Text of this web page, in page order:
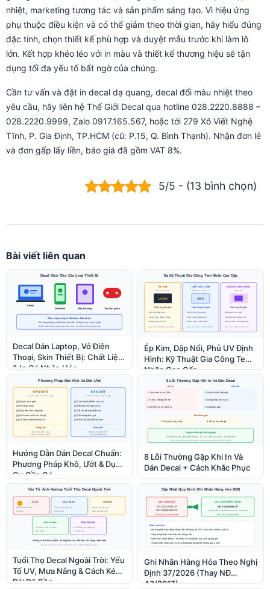
nhiệt, marketing tương tác và sản phẩm sáng tạo. Vì hiệu ứng
phụ thuộc điều kiện và có thể giảm theo thời gian, hãy hiểu đúng
đặc tính, chọn thiết kế phù hợp và duyệt mẫu trước khi làm lô
lớn. Kết hợp khéo léo với in màu và thiết kế thương hiệu sẽ tận
dụng tối đa yếu tố bất ngờ của chúng.
Cần tư vấn và đặt in decal dạ quang, decal đổi màu nhiệt theo
yêu cầu, hãy liên hệ Thế Giới Decal qua hotline 028.2220.8888 –
028.2220.9999, Zalo 0917.165.567, hoặc tới 279 Xô Viết Nghệ
Tĩnh, P. Gia Định, TP.HCM (cũ: P.15, Q. Bình Thạnh). Nhận đơn lẻ
và đơn gấp lấy liền, báo giá đã gồm VAT 8%.
5/5 - (13 bình chọn)
Bài viết liên quan
Decal Dán Laptop, Vỏ Điện
Thoại, Skin Thiết Bị: Chất Liệu
& In Cá Nhân Hóa
Ép Kim, Dập Nổi, Phủ UV Định
Hình: Kỹ Thuật Gia Công Tem
Nhãn Cao Cấp
Hướng Dẫn Dán Decal Chuẩn:
Phương Pháp Khô, Ướt & Dụng
Cụ Cần Có
8 Lỗi Thường Gặp Khi In Và
Dán Decal + Cách Khắc Phục
Tuổi Thọ Decal Ngoài Trời: Yếu
Tố UV, Mưa Nắng & Cách Kéo
Dài Độ Bền
Ghi Nhãn Hàng Hóa Theo Nghị
Định 37/2026 (Thay NĐ
43/2017)